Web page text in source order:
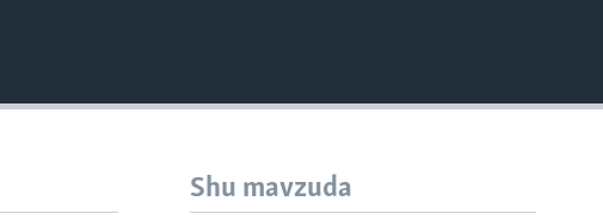
Shu mavzuda